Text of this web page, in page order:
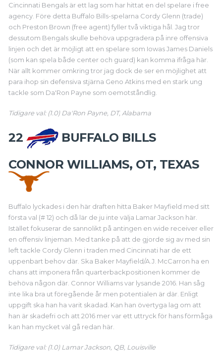
Cincinnati Bengals är ett lag som har hittat en del spelare i free
agency. Före detta Buffalo Bills-spelarna Cordy Glenn (trade)
och Preston Brown (free agent) fyller två viktiga hål. Jag tror
dessutom Bengals skulle behöva uppgradera på inre offensiva
linjen och det är möjligt att en spelare som Iowas James Daniels
(som kan spela både center och guard) kan komma ifråga här.
När allt kommer omkring tror jag dock de ser en möjlighet att
para ihop sin defensiva stjärna Geno Atkins med en stark ung
tackle som Da'Ron Payne som oemotståndlig.
Tidigare val: (1.0) Da'Ron Payne, DT, Alabama
22
BUFFALO BILLS
CONNOR WILLIAMS, OT, TEXAS
Buffalo lyckades i den här draften hitta Baker Mayfield med sitt
första val (# 12) och då lär de ju inte välja Lamar Jackson här.
Istället fokuserar de sannolikt på antingen en wide receiver eller
en offensiv linjeman. Med tanke på att de gjorde sig av med sin
left tackle Cordy Glenn i traden med Cincinnati har de ett
uppenbart behov där. Ska Baker Mayfield/A.J. McCarron ha en
chans att imponera från quarterbackpositionen kommer de
behöva någon där. Connor Williams var lysande 2016. Han såg
inte lika bra ut föregående år men potentialen är där. Enligt
uppgift ska han ha varit skadad. Kan han övertyga lag om att
han är skadefri och att 2016 mer var ett uttryck för hans förmåga
kan han mycket väl gå redan här.
Tidigare val: (1.0) Lamar Jackson, QB, Louisville